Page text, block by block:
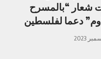
شعار “بالمسرح
دعما لفلسطين